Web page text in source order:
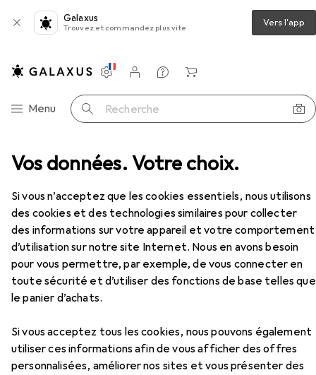
Vos données. Votre choix.
Si vous n’acceptez que les cookies essentiels, nous utilisons
des cookies et des technologies similaires pour collecter
des informations sur votre appareil et votre comportement
d’utilisation sur notre site Internet. Nous en avons besoin
pour vous permettre, par exemple, de vous connecter en
toute sécurité et d’utiliser des fonctions de base telles que
le panier d’achats.
Si vous acceptez tous les cookies, nous pouvons également
utiliser ces informations afin de vous afficher des offres
personnalisées, améliorer nos sites et vous présenter des
Galaxus
Trouvez et commandez plus vite Vers l'app
Navigation par catégorie
Menu Recherche
Paramètres
Compte client
Listes de comparaison
Listes d'envies
Panier
Outils automobiles Kukko Extracteur intérieur
EUR
69,17
KukkoExtracteur intérieur